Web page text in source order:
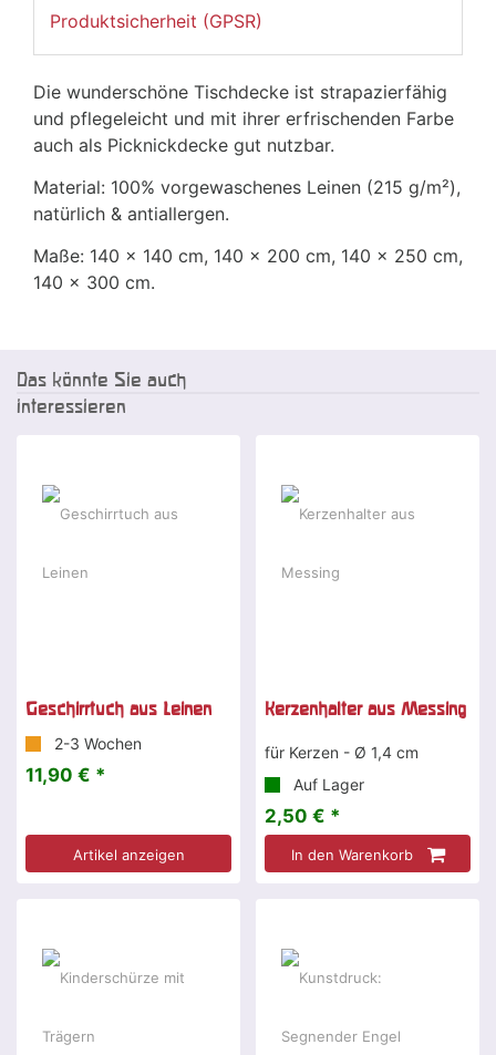
Produktsicherheit (GPSR)
Die wunderschöne Tischdecke ist strapazierfähig
und pflegeleicht und mit ihrer erfrischenden Farbe
auch als Picknickdecke gut nutzbar.
Material: 100% vorgewaschenes Leinen (215 g/m²),
natürlich & antiallergen.
Maße: 140 x 140 cm, 140 x 200 cm, 140 x 250 cm,
140 x 300 cm.
Das könnte Sie auch
interessieren
Geschirrtuch aus Leinen
2-3 Wochen
11,90 € *
Artikel anzeigen
Kerzenhalter aus Messing
für Kerzen - Ø 1,4 cm
Auf Lager
2,50 € *
In den Warenkorb